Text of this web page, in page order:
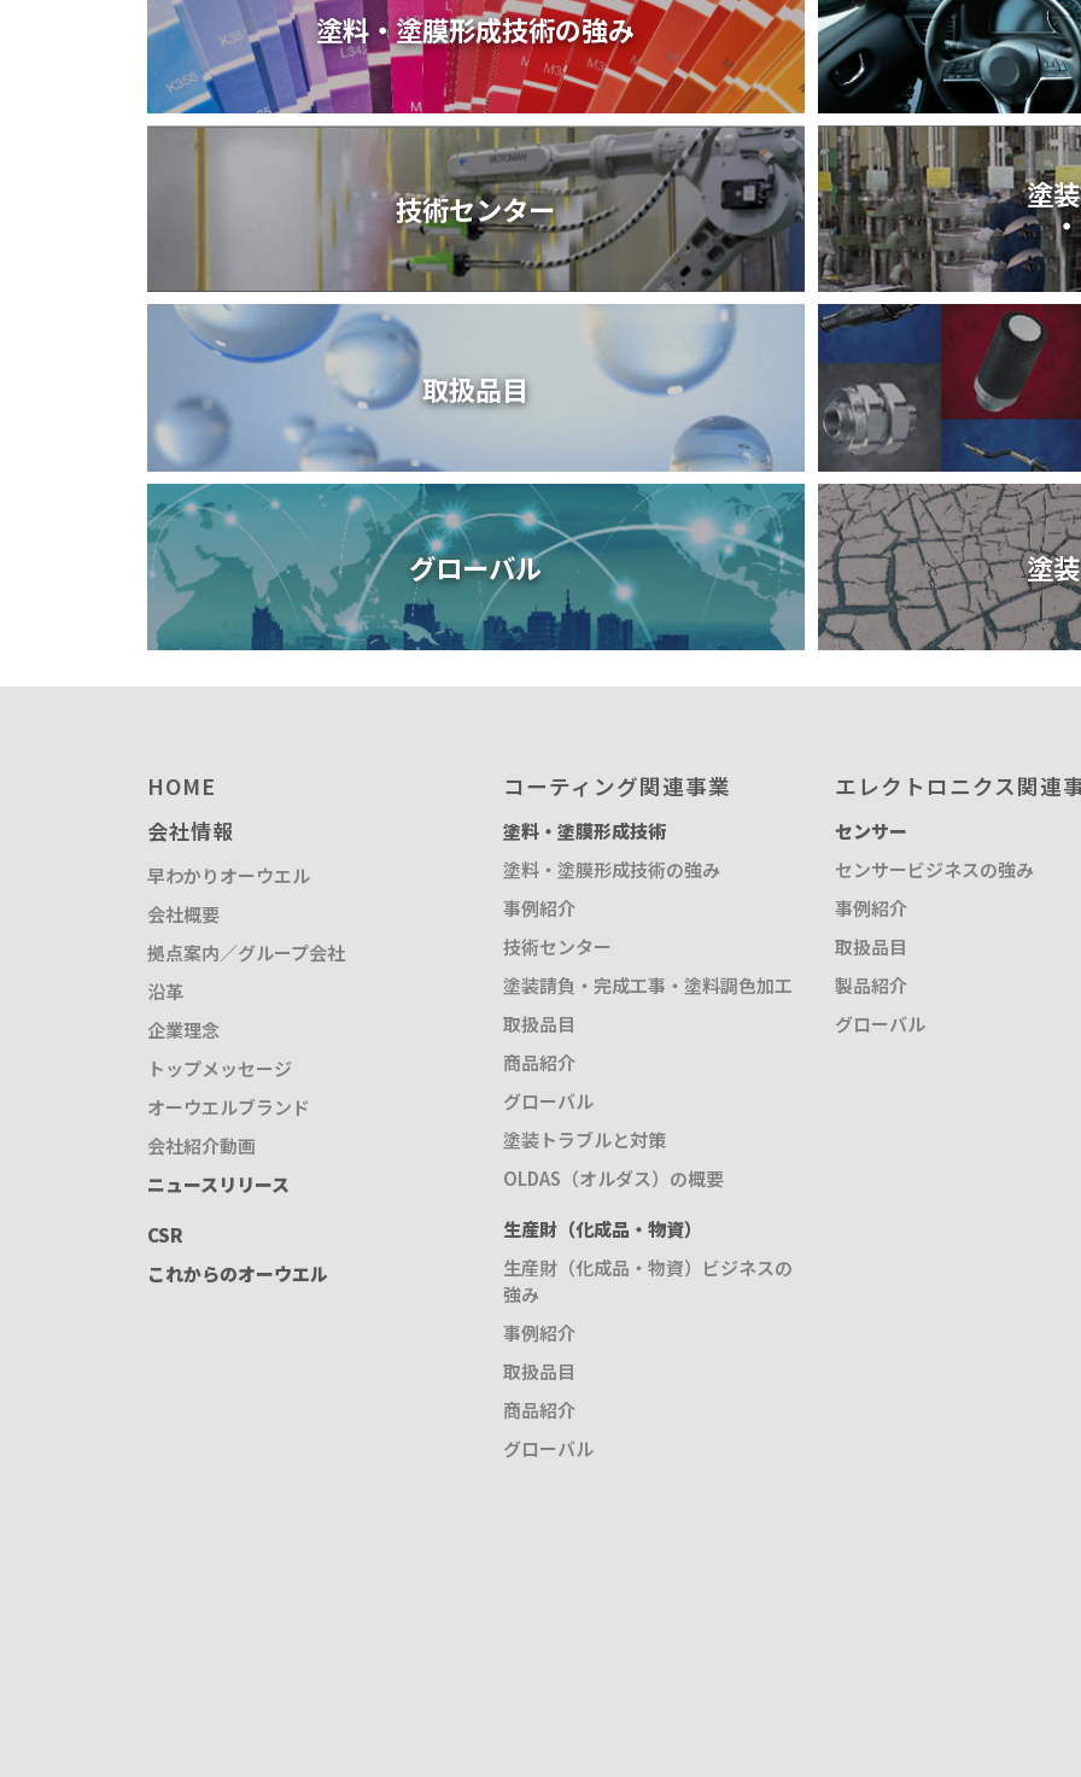
塗料・塗膜形成技術の強み
技術センター
塗
取扱品目
グローバル 塗
HOME
会社情報
早わかりオーウエル
会社概要
拠点案内／グループ会社
沿革
企業理念
トップメッセージ
オーウエルブランド
会社紹介動画
ニュースリリース
CSR
これからのオーウエル
コーティング関連事業
塗料・塗膜形成技術
塗料・塗膜形成技術の強み
事例紹介
技術センター
塗装請負・完成工事・塗料調色加工
取扱品目
商品紹介
グローバル
塗装トラブルと対策
OLDAS（オルダス）の概要
生産財（化成品・物資）
生産財（化成品・物資）ビジネスの
強み
事例紹介
取扱品目
商品紹介
グローバル
エレクトロニクス関連
センサー
センサービジネスの強み
事例紹介
取扱品目
製品紹介
グローバル